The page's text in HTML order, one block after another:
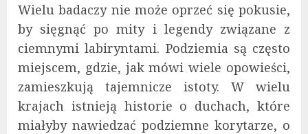
Wielu badaczy nie może oprzeć się pokusie,
by sięgnąć po mity i legendy związane z
ciemnymi labiryntami. Podziemia są często
miejscem, gdzie, jak mówi wiele opowieści,
zamieszkują tajemnicze istoty. W wielu
krajach istnieją historie o duchach, które
miałyby nawiedzać podziemne korytarze, o